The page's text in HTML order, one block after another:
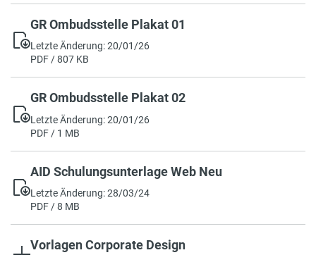
GR Ombudsstelle Plakat 01
Letzte Änderung: 20/01/26
PDF / 807 KB
GR Ombudsstelle Plakat 02
Letzte Änderung: 20/01/26
PDF / 1 MB
AID Schulungsunterlage Web Neu
Letzte Änderung: 28/03/24
PDF / 8 MB
Vorlagen Corporate Design